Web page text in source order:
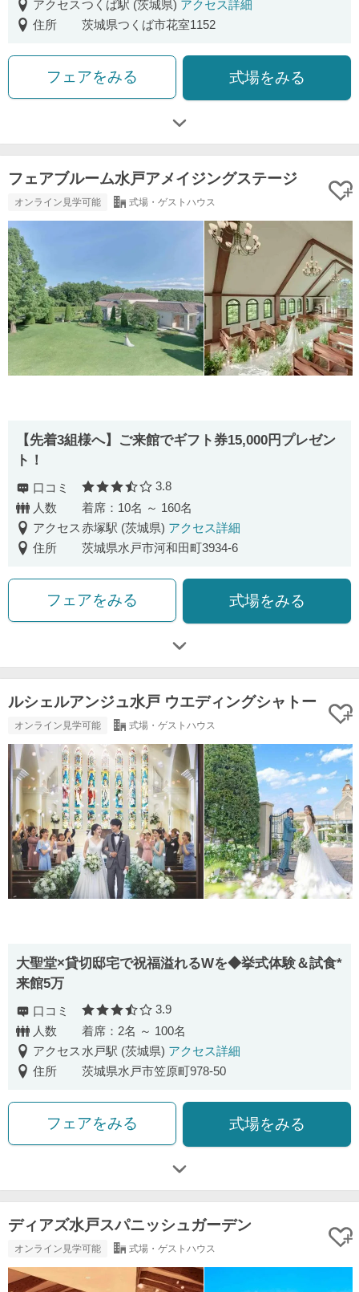
アクセスつくば駅 (茨城県) アクセス詳細
住所
茨城県つくば市花室1152
フェアをみる 式場をみる
フェアブルーム水戸アメイジングステージ
オンライン見学可能 式場・ゲストハウス
【先着3組様へ】ご来館でギフト券15,000円プレゼン
ト！
口コミ 口コミ評価
3.8
人数
着席：10名 ～ 160名
アクセス赤塚駅 (茨城県) アクセス詳細
住所
茨城県水戸市河和田町3934-6
フェアをみる 式場をみる
ルシェルアンジュ水戸 ウエディングシャトー
オンライン見学可能 式場・ゲストハウス
大聖堂×貸切邸宅で祝福溢れるWを◆挙式体験＆試食*
来館5万
口コミ 口コミ評価
3.9
人数
着席：2名 ～ 100名
アクセス 水戸駅 (茨城県) アクセス詳細
住所
茨城県水戸市笠原町978-50
フェアをみる 式場をみる
ディアズ水戸スパニッシュガーデン
オンライン見学可能 式場・ゲストハウス